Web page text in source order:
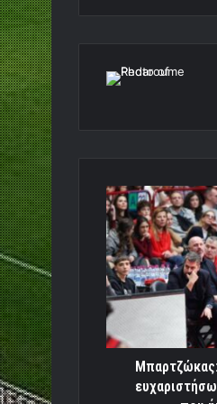
ματς-
Θέλω
να
ευχαριστήσω
τον
κόσμο
του
Ολυμπιακού